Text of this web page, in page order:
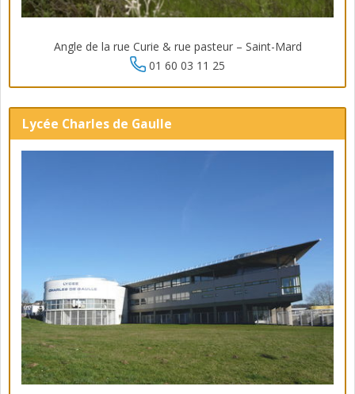
Angle de la rue Curie & rue pasteur – Saint-Mard
01 60 03 11 25
Lycée Charles de Gaulle